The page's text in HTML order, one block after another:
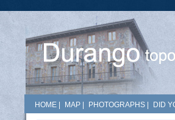
HOME MAP PHOTOGRAPHS DID